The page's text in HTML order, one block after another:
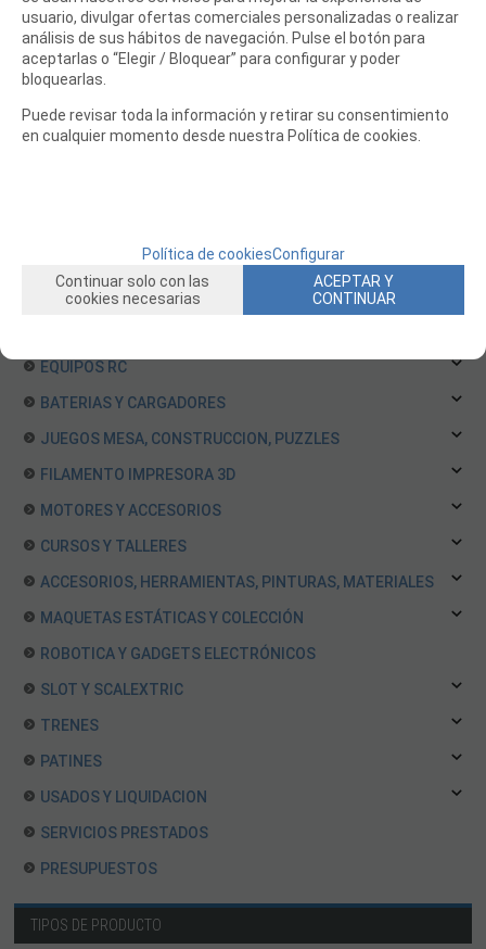
Repuestos ThunderTiger
Repuestos Traxxas
Repuestos VRX
Repuestos WLToys Coches
Repuestos XRAY
BARCOS RC
EQUIPOS RC
BATERIAS Y CARGADORES
JUEGOS MESA, CONSTRUCCION, PUZZLES
FILAMENTO IMPRESORA 3D
MOTORES Y ACCESORIOS
CURSOS Y TALLERES
ACCESORIOS, HERRAMIENTAS, PINTURAS, MATERIALES
MAQUETAS ESTÁTICAS Y COLECCIÓN
ROBOTICA Y GADGETS ELECTRÓNICOS
SLOT Y SCALEXTRIC
TRENES
PATINES
USADOS Y LIQUIDACION
SERVICIOS PRESTADOS
PRESUPUESTOS
TIPOS DE PRODUCTO
usuario, divulgar ofertas comerciales personalizadas o realizar
análisis de sus hábitos de navegación. Pulse el botón para
aceptarlas o “Elegir / Bloquear” para configurar y poder
bloquearlas.
Puede revisar toda la información y retirar su consentimiento
en cualquier momento desde nuestra Política de cookies.
Política de cookiesConfigurar
Continuar solo con las
cookies necesarias
ACEPTAR Y
CONTINUAR